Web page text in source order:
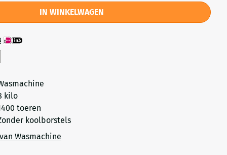
IN WINKELWAGEN
kilo
toeren
koolborstels
Wasmachine